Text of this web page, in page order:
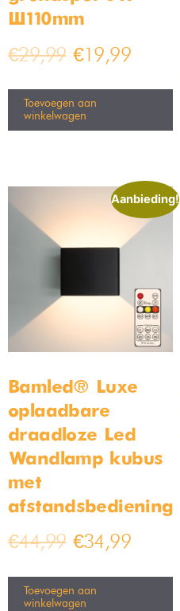
Ø110mm
€29,99 €19,99
Toevoegen aan
winkelwagen
Aanbieding!
Bamled® Luxe
oplaadbare
draadloze Led
Wandlamp kubus
met
afstandsbediening
€44,99 €34,99
Toevoegen aan
winkelwagen